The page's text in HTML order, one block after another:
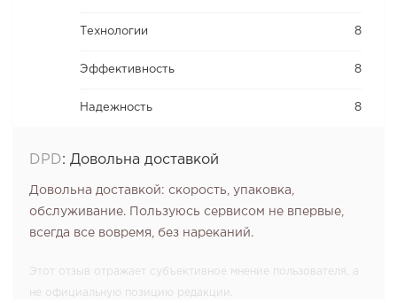
Технологии 8
Эффективность 8
Надежность 8
DPD: Довольна доставкой
Довольна доставкой: скорость, упаковка,
обслуживание. Пользуюсь сервисом не впервые,
всегда все вовремя, без нареканий.
Этот отзыв отражает субъективное мнение пользователя, а
не официальную позицию редакции.